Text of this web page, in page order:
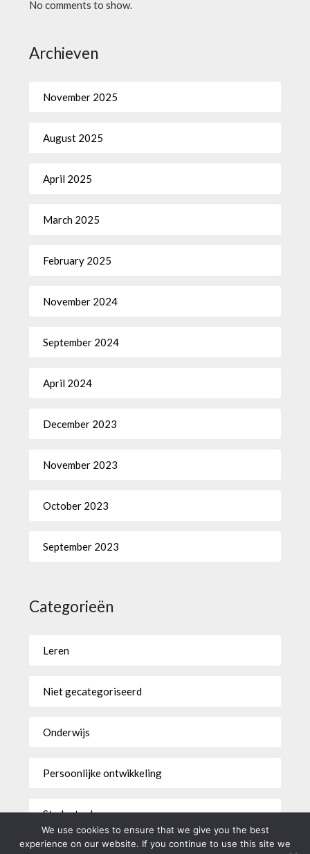
No comments to show.
Archieven
November 2025
August 2025
April 2025
March 2025
February 2025
November 2024
September 2024
April 2024
December 2023
November 2023
October 2023
September 2023
Categorieën
Leren
Niet gecategoriseerd
Onderwijs
Persoonlijke ontwikkeling
Studentenleven
We use cookies to ensure that we give you the best
experience on our website. If you continue to use this site we